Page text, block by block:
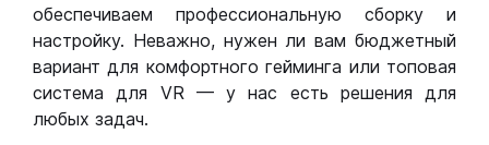
обеспечиваем профессиональную сборку и
настройку. Неважно, нужен ли вам бюджетный
вариант для комфортного гейминга или топовая
система для VR — у нас есть решения для
любых задач.